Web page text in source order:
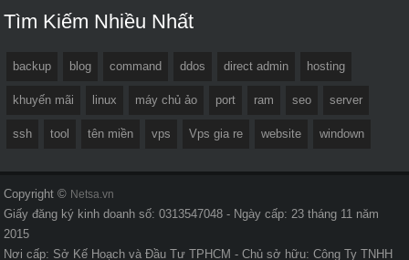
Tìm Kiếm Nhiều Nhất
backup blog command ddos direct admin hosting
khuyến mãi linux máy chủ ảo port ram seo server
ssh tool tên miền vps Vps gia re website windown
Copyright © Netsa.vn
Giấy đăng ký kinh doanh số: 0313547048 - Ngày cấp: 23 tháng 11 năm
2015
Nơi cấp: Sở Kế Hoạch và Đầu Tư TPHCM - Chủ sở hữu: Công Ty TNHH